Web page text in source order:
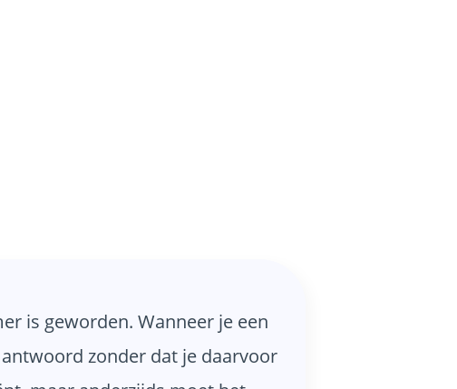
is geworden. Wanneer je een
zonder dat je daarvoor